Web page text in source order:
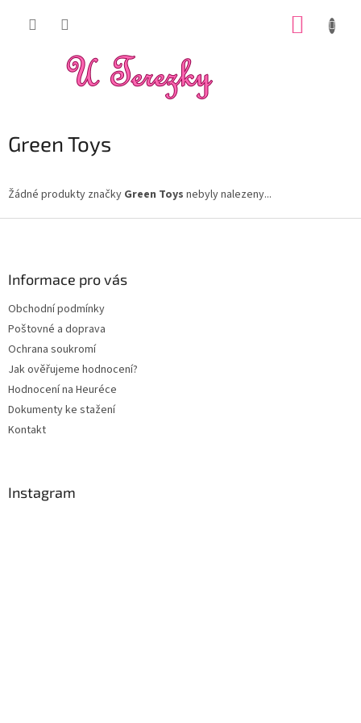
Green Toys
Žádné produkty značky Green Toys nebyly nalezeny...
Informace pro vás
Obchodní podmínky
Poštovné a doprava
Ochrana soukromí
Jak ověřujeme hodnocení?
Hodnocení na Heuréce
Dokumenty ke stažení
Kontakt
Instagram